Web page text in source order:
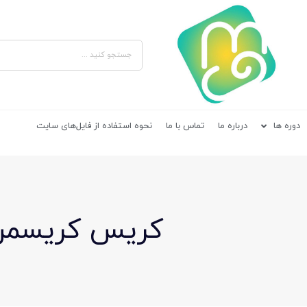
دوره ها درباره ما تماس با ما نحوه استفاده از فایل‌های سایت
کریس